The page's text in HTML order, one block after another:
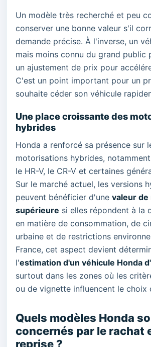
Un modèle très recherché et peu
conserver une bonne valeur s'il
demande précise. À l'inverse, un
mais moins connu du grand public
un ajustement de prix pour
C'est un point important pour un
souhaite céder son véhicule
Une place croissante des
hybrides
Honda a renforcé sa présence sur
motorisations hybrides,
le HR-V, le CR-V et certaines
Sur le marché actuel, les versions
peuvent bénéficier d'une valeur de
supérieure si elles répondent à la
en matière de consommation, de
urbaine et de restrictions
France, cet aspect devient
l'estimation d'un véhicule Honda
surtout dans les zones où les
ou de vignette influencent le choix
Quels modèles Honda
concernés par le rachat
reprise ?